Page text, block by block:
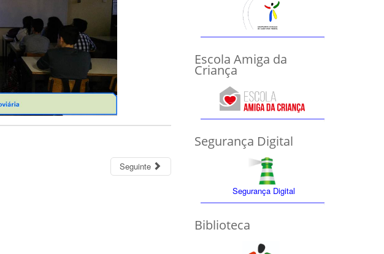
Seguinte
Escola Amiga da
Criança
Segurança Digital
Segurança Digital
Biblioteca